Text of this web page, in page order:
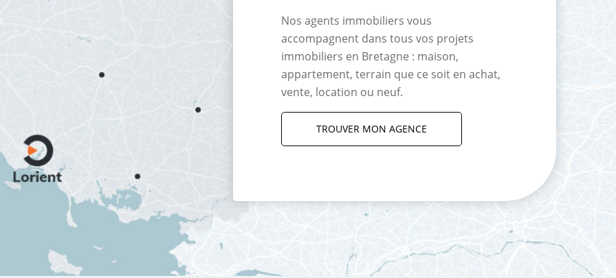
Nos agents immobiliers vous
accompagnent dans tous vos projets
immobiliers en Bretagne : maison,
appartement, terrain que ce soit en achat,
vente, location ou neuf.
TROUVER MON AGENCE